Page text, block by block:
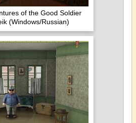
of the Good Soldier
(Windows/Russian)